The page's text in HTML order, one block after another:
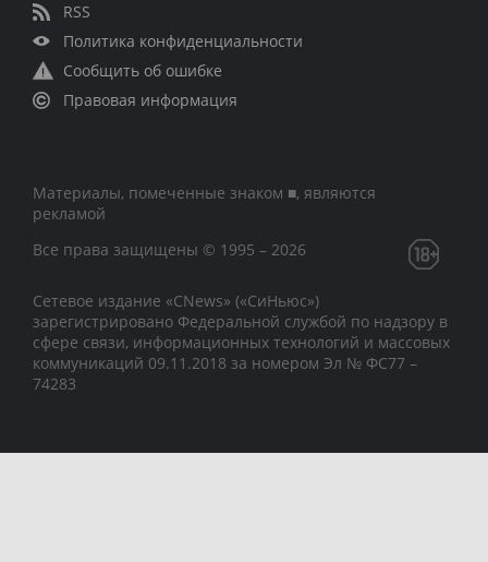
RSS
Политика конфиденциальности
Сообщить об ошибке
Правовая информация
Материалы, помеченные знаком ■, являются
рекламой
Все права защищены © 1995 – 2026
Сетевое издание «CNews» («СиНьюс»)
зарегистрировано Федеральной службой по надзору в
сфере связи, информационных технологий и массовых
коммуникаций 09.11.2018 за номером Эл № ФС77 –
74283